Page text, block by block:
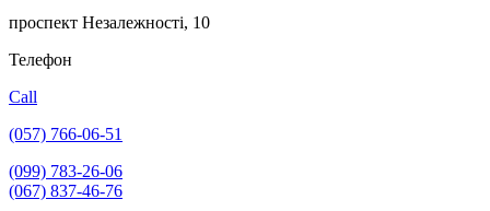
проспект Незалежності, 10
Телефон
Call
(057) 766-06-51
(099) 783-26-06
(067) 837-46-76